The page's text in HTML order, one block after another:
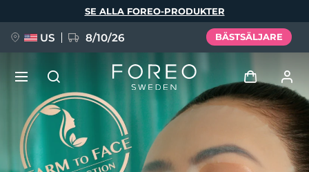
SE ALLA FOREO-PRODUKTER
US 8/10/26 BÄSTSÄLJARE
Logga in
Användarprofil
NYHET
BREAKING NEWS
Språk